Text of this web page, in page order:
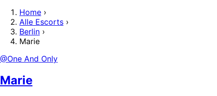
Home ›
Alle Escorts ›
Berlin ›
Marie
@One And Only
Marie